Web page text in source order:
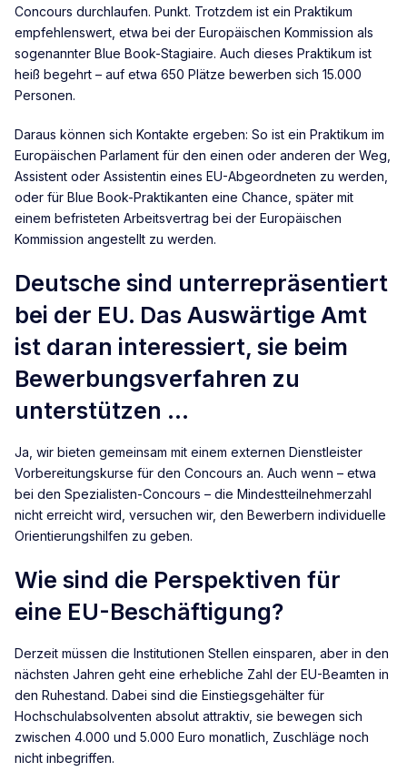
Concours durchlaufen. Punkt. Trotzdem ist ein Praktikum
empfehlenswert, etwa bei der Europäischen Kommission als
sogenannter Blue Book-Stagiaire. Auch dieses Praktikum ist
heiß begehrt – auf etwa 650 Plätze bewerben sich 15.000
Personen.
Daraus können sich Kontakte ergeben: So ist ein Praktikum im
Europäischen Parlament für den einen oder anderen der Weg,
Assistent oder Assistentin eines EU-Abgeordneten zu werden,
oder für Blue Book-Praktikanten eine Chance, später mit
einem befristeten Arbeitsvertrag bei der Europäischen
Kommission angestellt zu werden.
Deutsche sind unterrepräsentiert
bei der EU. Das Auswärtige Amt
ist daran interessiert, sie beim
Bewerbungsverfahren zu
unterstützen …
Ja, wir bieten gemeinsam mit einem externen Dienstleister
Vorbereitungskurse für den Concours an. Auch wenn – etwa
bei den Spezialisten-Concours – die Mindestteilnehmerzahl
nicht erreicht wird, versuchen wir, den Bewerbern individuelle
Orientierungshilfen zu geben.
Wie sind die Perspektiven für
eine EU-Beschäftigung?
Derzeit müssen die Institutionen Stellen einsparen, aber in den
nächsten Jahren geht eine erhebliche Zahl der EU-Beamten in
den Ruhestand. Dabei sind die Einstiegsgehälter für
Hochschulabsolventen absolut attraktiv, sie bewegen sich
zwischen 4.000 und 5.000 Euro monatlich, Zuschläge noch
nicht inbegriffen.